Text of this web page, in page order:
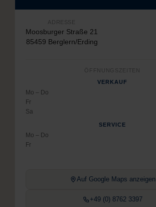
ADRESSE
Moosburger Straße 21
85459 Berglern/Erding
ÖFFNUNGSZEITEN
VERKAUF
Mo – Do
Fr
Sa
SERVICE
Mo – Do
Fr
Auf Google Maps anzeigen
+49 (0) 8762 3397